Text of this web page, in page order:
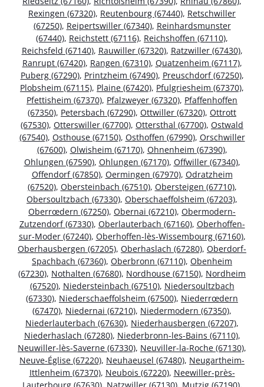
Rexingen (67320), Reutenbourg (67440), Retschwiller
(67250), Reipertswiller (67340), Reinhardsmunster
(67440), Reichstett (67116), Reichshoffen (67110),
Reichsfeld (67140), Rauwiller (67320), Ratzwiller (67430),
Ranrupt (67420), Rangen (67310), Quatzenheim (67117),
Puberg (67290), Printzheim (67490), Preuschdorf (67250),
Plobsheim (67115), Plaine (67420), Pfulgriesheim (67370),
Pfettisheim (67370), Pfalzweyer (67320), Pfaffenhoffen
(67350), Petersbach (67290), Ottwiller (67320), Ottrott
(67530), Otterswiller (67700), Ottersthal (67700), Ostwald
(67540), Osthouse (67150), Osthoffen (67990), Orschwiller
(67600), Olwisheim (67170), Ohnenheim (67390),
Ohlungen (67590), Ohlungen (67170), Offwiller (67340),
Offendorf (67850), Oermingen (67970), Odratzheim
(67520), Obersteinbach (67510), Obersteigen (67710),
Obersoultzbach (67330), Oberschaeffolsheim (67203),
Oberrœdern (67250), Obernai (67210), Obermodern-
Zutzendorf (67330), Oberlauterbach (67160), Oberhoffen-
sur-Moder (67240), Oberhoffen-lès-Wissembourg (67160),
Oberhausbergen (67205), Oberhaslach (67280), Oberdorf-
Spachbach (67360), Oberbronn (67110), Obenheim
(67230), Nothalten (67680), Nordhouse (67150), Nordheim
(67520), Niedersteinbach (67510), Niedersoultzbach
(67330), Niederschaeffolsheim (67500), Niederrœdern
(67470), Niedernai (67210), Niedermodern (67350),
Niederlauterbach (67630), Niederhausbergen (67207),
Niederhaslach (67280), Niederbronn-les-Bains (67110),
Neuwiller-lès-Saverne (67330), Neuviller-la-Roche (67130),
Neuve-Église (67220), Neuhaeusel (67480), Neugartheim-
Ittlenheim (67370), Neubois (67220), Neewiller-près-